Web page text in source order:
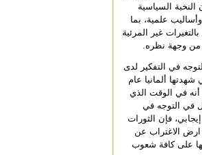
النخبة السياسية
علمية، بما
غير المرئية
من وجهة نظره.
في التفكير لدى
ألمانيا عام
أنه في الوقت الذي
في التوجه في
فإن الثورات
ارض الاغتراب عن
على كافة شعوب